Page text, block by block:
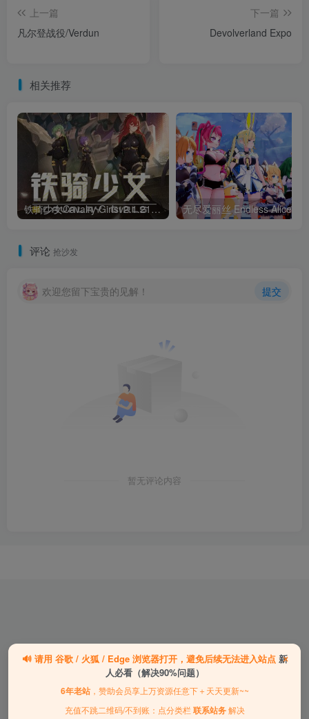
上一篇
凡尔登战役/Verdun
下一篇
Devolverland Expo
相关推荐
铁骑少女Cavalry Girlsv2.1.2187官方中文免安装版 全DLC
评论 抢沙发
欢迎您留下宝贵的见解！ 提交
暂无评论内容
🔊 请用 谷歌 / 火狐 / Edge浏览器打开，避免后续无法进入站点 新
人必看（解决90%问题）
6年老站，赞助会员享上万资源任意下＋天天更新~~
充值不跳二维码/不到账：点分类栏联系站务解决
×